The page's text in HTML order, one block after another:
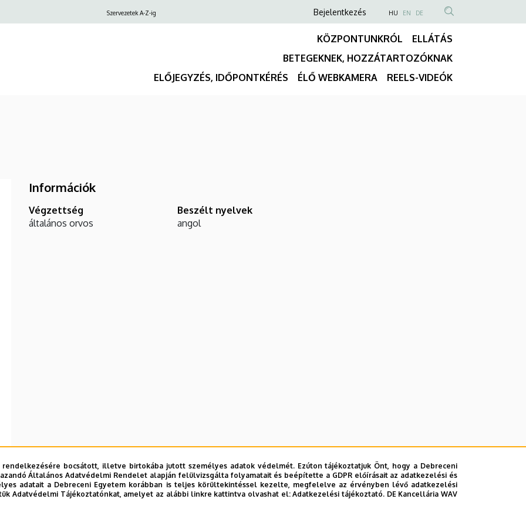
bocsátott, illetve birtokába jutott személyes adatok védelmét. Ezúton tájékoztatjuk Önt, hogy a Debreceni
Általános Adatvédelmi Rendelet alapján felülvizsgálta folyamatait és beépítette a GDPR előírásait az adatkezelési és
adatait a Debreceni Egyetem korábban is teljes körültekintéssel kezelte, megfelelve az érvényben lévő adatkezelési
Adatvédelmi Tájékoztatónkat, amelyet az alábbi linkre kattintva olvashat el:Adatkezelési tájékoztató. DE Kancellária WAV
Szervezetek A-Z-ig
Anonim
fiók
menüje
Bejelentkezés NYELVVÁLASZTÓ
HU EN DE
TARTALOM
KERESÉSE
KÖZPONTUNKRÓL
ELLÁTÁS
BETEGEKNEK, HOZZÁTARTOZÓKNAK
ELŐJEGYZÉS, IDŐPONTKÉRÉS
ÉLŐ WEBKAMERA REELS-VIDEÓK
Információk
Végzettség
általános orvos
Beszélt nyelvek
angol